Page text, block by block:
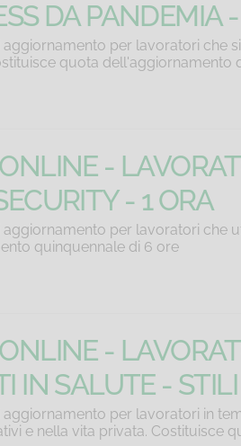
DA PANDEMIA
aggiornamento per lavoratori che
quota dell'aggiornamento
-
- 1 ORA
aggiornamento per lavoratori che
quinquennale di 6 ore
-
IN SALUTE -
aggiornamento per lavoratori in
e nella vita privata. Costituisce